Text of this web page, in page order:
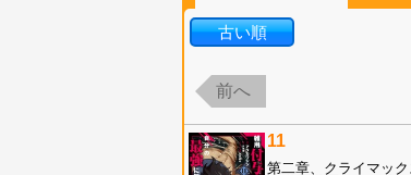
古い順
前へ
11
第二章、クライマッ